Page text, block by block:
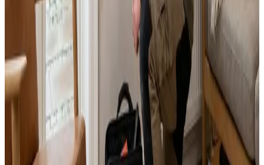
Svar inden 24 timer